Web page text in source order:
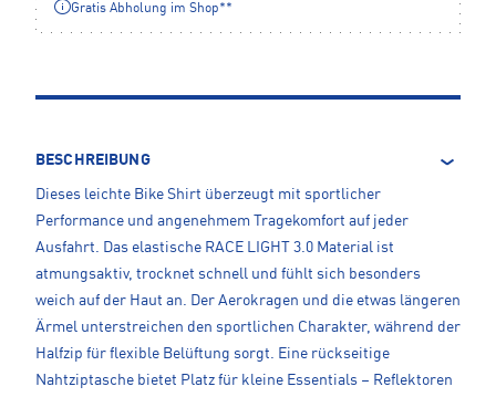
Gratis Abholung im Shop**
BESCHREIBUNG
Dieses leichte Bike Shirt überzeugt mit sportlicher
Performance und angenehmem Tragekomfort auf jeder
Ausfahrt. Das elastische RACE LIGHT 3.0 Material ist
atmungsaktiv, trocknet schnell und fühlt sich besonders
weich auf der Haut an. Der Aerokragen und die etwas längeren
Ärmel unterstreichen den sportlichen Charakter, während der
Halfzip für flexible Belüftung sorgt. Eine rückseitige
Nahtziptasche bietet Platz für kleine Essentials – Reflektoren